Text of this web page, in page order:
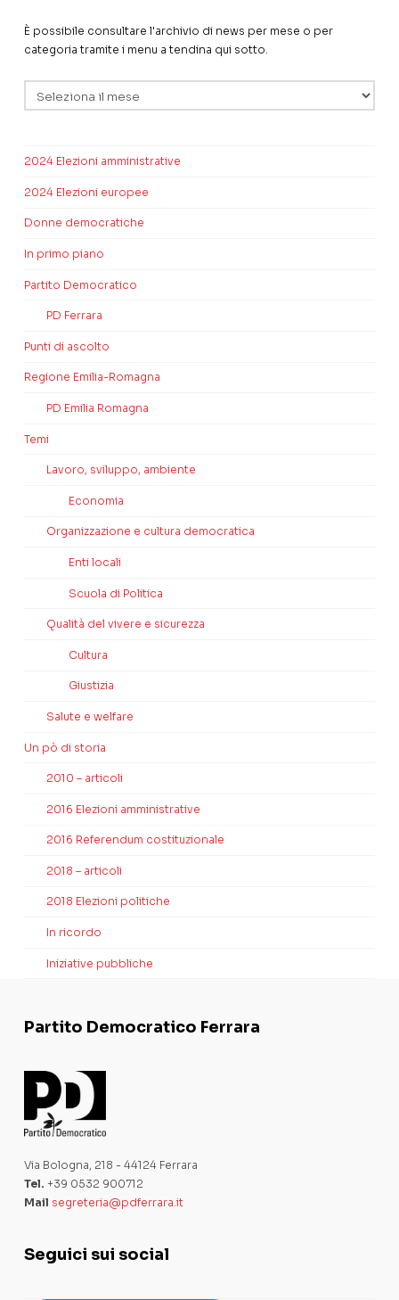
È possibile consultare l'archivio di news per mese o per
categoria tramite i menu a tendina qui sotto.
2024 Elezioni amministrative
2024 Elezioni europee
Donne democratiche
In primo piano
Partito Democratico
PD Ferrara
Punti di ascolto
Regione Emilia-Romagna
PD Emilia Romagna
Temi
Lavoro, sviluppo, ambiente
Economia
Organizzazione e cultura democratica
Enti locali
Scuola di Politica
Qualità del vivere e sicurezza
Cultura
Giustizia
Salute e welfare
Un pò di storia
2010 – articoli
2016 Elezioni amministrative
2016 Referendum costituzionale
2018 – articoli
2018 Elezioni politiche
In ricordo
Iniziative pubbliche
Partito Democratico Ferrara
Via Bologna, 218 - 44124 Ferrara
Tel. +39 0532 900712
Mail segreteria@pdferrara.it
Seguici sui social